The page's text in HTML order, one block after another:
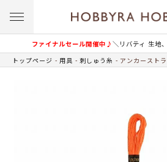
ファイナルセール開催中♪＼リバティ 生地
トップページ 用具 刺しゅう糸 アンカースト